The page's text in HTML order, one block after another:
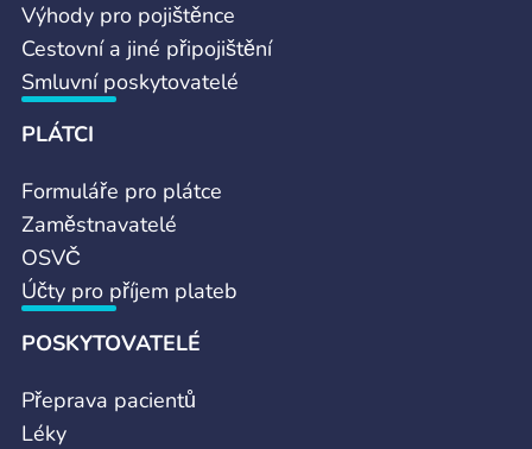
Výhody pro pojištěnce
Cestovní a jiné připojištění
Smluvní poskytovatelé
PLÁTCI
Formuláře pro plátce
Zaměstnavatelé
OSVČ
Účty pro příjem plateb
POSKYTOVATELÉ
Přeprava pacientů
Léky